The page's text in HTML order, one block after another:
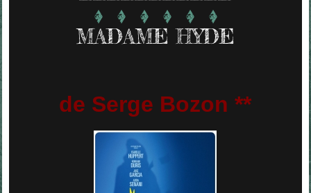
MADAME HYDE
de Serge Bozon **